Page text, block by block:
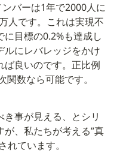
バーは1年で2000人に
人です。これは実現不
目標の0.2%も達成し
ルにレバレッジをかけ
ば良いのです。正比例
数なら可能です。
事が見える、とシリ
、私たちが考える”真
れています。